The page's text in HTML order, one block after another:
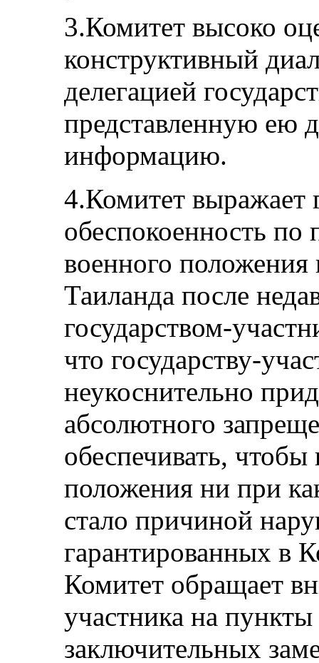
3.Комитет высоко
конструктивный
делегацией
представленную ею
информацию.
4.Комитет выражает
обеспокоенность по
военного положения
Таиланда после
государством-
что государству-
неукоснительно
абсолютного
обеспечивать, чтобы
положения ни при
стало причиной
гарантированных в
Комитет обращает
участника на
заключительных